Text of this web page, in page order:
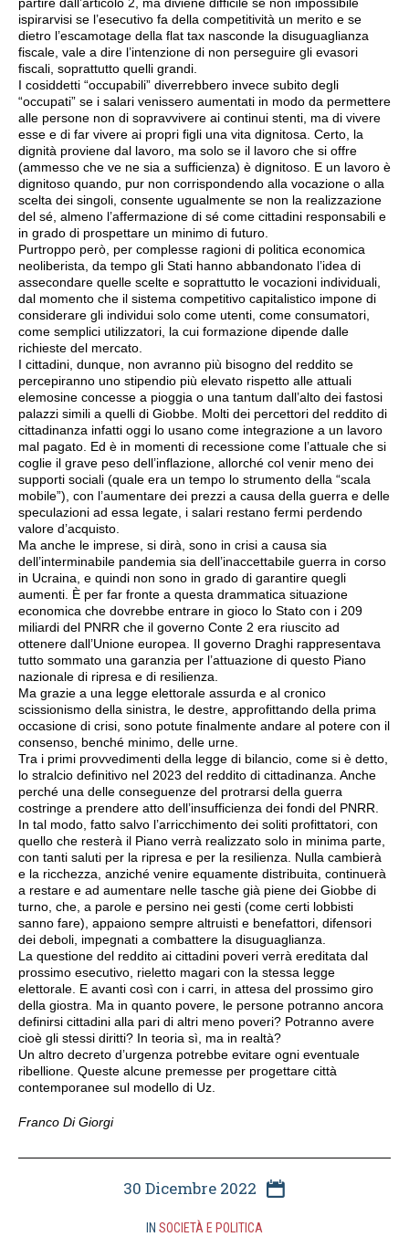
partire dall’articolo 2, ma diviene difficile se non impossibile
ispirarvisi se l’esecutivo fa della competitività un merito e se
dietro l’escamotage della flat tax nasconde la disuguaglianza
fiscale, vale a dire l’intenzione di non perseguire gli evasori
fiscali, soprattutto quelli grandi.
I cosiddetti “occupabili” diverrebbero invece subito degli
“occupati” se i salari venissero aumentati in modo da permettere
alle persone non di sopravvivere ai continui stenti, ma di vivere
esse e di far vivere ai propri figli una vita dignitosa. Certo, la
dignità proviene dal lavoro, ma solo se il lavoro che si offre
(ammesso che ve ne sia a sufficienza) è dignitoso. E un lavoro è
dignitoso quando, pur non corrispondendo alla vocazione o alla
scelta dei singoli, consente ugualmente se non la realizzazione
del sé, almeno l’affermazione di sé come cittadini responsabili e
in grado di prospettare un minimo di futuro.
Purtroppo però, per complesse ragioni di politica economica
neoliberista, da tempo gli Stati hanno abbandonato l’idea di
assecondare quelle scelte e soprattutto le vocazioni individuali,
dal momento che il sistema competitivo capitalistico impone di
considerare gli individui solo come utenti, come consumatori,
come semplici utilizzatori, la cui formazione dipende dalle
richieste del mercato.
I cittadini, dunque, non avranno più bisogno del reddito se
percepiranno uno stipendio più elevato rispetto alle attuali
elemosine concesse a pioggia o una tantum dall’alto dei fastosi
palazzi simili a quelli di Giobbe. Molti dei percettori del reddito di
cittadinanza infatti oggi lo usano come integrazione a un lavoro
mal pagato. Ed è in momenti di recessione come l’attuale che si
coglie il grave peso dell’inflazione, allorché col venir meno dei
supporti sociali (quale era un tempo lo strumento della “scala
mobile”), con l’aumentare dei prezzi a causa della guerra e delle
speculazioni ad essa legate, i salari restano fermi perdendo
valore d’acquisto.
Ma anche le imprese, si dirà, sono in crisi a causa sia
dell’interminabile pandemia sia dell’inaccettabile guerra in corso
in Ucraina, e quindi non sono in grado di garantire quegli
aumenti. È per far fronte a questa drammatica situazione
economica che dovrebbe entrare in gioco lo Stato con i 209
miliardi del PNRR che il governo Conte 2 era riuscito ad
ottenere dall’Unione europea. Il governo Draghi rappresentava
tutto sommato una garanzia per l’attuazione di questo Piano
nazionale di ripresa e di resilienza.
Ma grazie a una legge elettorale assurda e al cronico
scissionismo della sinistra, le destre, approfittando della prima
occasione di crisi, sono potute finalmente andare al potere con il
consenso, benché minimo, delle urne.
Tra i primi provvedimenti della legge di bilancio, come si è detto,
lo stralcio definitivo nel 2023 del reddito di cittadinanza. Anche
perché una delle conseguenze del protrarsi della guerra
costringe a prendere atto dell’insufficienza dei fondi del PNRR.
In tal modo, fatto salvo l’arricchimento dei soliti profittatori, con
quello che resterà il Piano verrà realizzato solo in minima parte,
con tanti saluti per la ripresa e per la resilienza. Nulla cambierà
e la ricchezza, anziché venire equamente distribuita, continuerà
a restare e ad aumentare nelle tasche già piene dei Giobbe di
turno, che, a parole e persino nei gesti (come certi lobbisti
sanno fare), appaiono sempre altruisti e benefattori, difensori
dei deboli, impegnati a combattere la disuguaglianza.
La questione del reddito ai cittadini poveri verrà ereditata dal
prossimo esecutivo, rieletto magari con la stessa legge
elettorale. E avanti così con i carri, in attesa del prossimo giro
della giostra. Ma in quanto povere, le persone potranno ancora
definirsi cittadini alla pari di altri meno poveri? Potranno avere
cioè gli stessi diritti? In teoria sì, ma in realtà?
Un altro decreto d’urgenza potrebbe evitare ogni eventuale
ribellione. Queste alcune premesse per progettare città
contemporanee sul modello di Uz.
Franco Di Giorgi
30 Dicembre 2022
IN SOCIETÀ E POLITICA